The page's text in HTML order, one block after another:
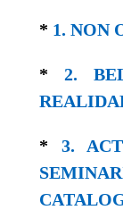
* 1. NON
* 2.
* 3.